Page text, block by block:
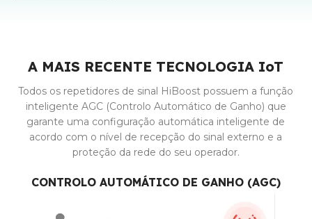
A MAIS RECENTE TECNOLOGIA IoT
Todos os repetidores de sinal HiBoost possuem a função
inteligente AGC (Controlo Automático de Ganho) que
garante uma configuração automática inteligente de
acordo com o nível de recepção do sinal externo e a
proteção da rede do seu operador.
CONTROLO AUTOMÁTICO DE GANHO (AGC)